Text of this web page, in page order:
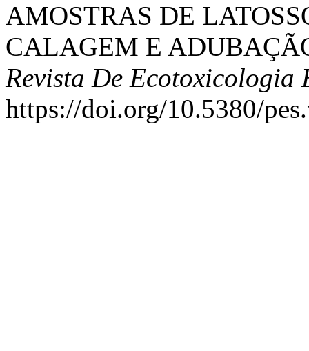
AMOSTRAS DE
CALAGEM E
Revista De Ecotoxicologia
https://doi.org/10.5380/